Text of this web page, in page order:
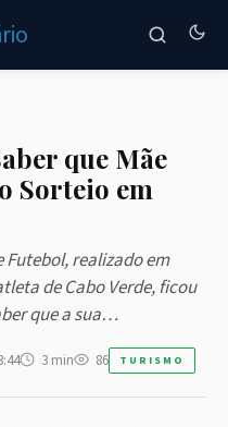
que Mãe
Sorteio em
realizado em
de Cabo Verde, ficou
que a sua…
3 min 86 TURISMO